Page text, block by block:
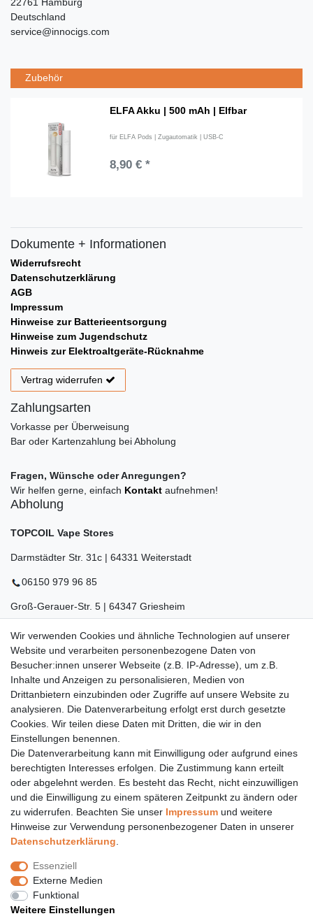
Deutschland
service@innocigs.com
Zubehör
ELFA Akku | 500 mAh | Elfbar
für ELFA Pods | Zugautomatik | USB-C
8,90 € *
Dokumente + Informationen
Widerrufsrecht
Datenschutzerklärung
AGB
Impressum
Hinweise zur Batterieentsorgung
Hinweise zum Jugendschutz
Hinweis zur Elektroaltgeräte-Rücknahme
Vertrag widerrufen
Zahlungsarten
Vorkasse per Überweisung
Bar oder Kartenzahlung bei Abholung
Fragen, Wünsche oder Anregungen?
Wir helfen gerne, einfach Kontakt aufnehmen!
Abholung
TOPCOIL Vape Stores
Darmstädter Str. 31c | 64331 Weiterstadt
06150 979 96 85
Groß-Gerauer-Str. 5 | 64347 Griesheim
06155 834 88 58
Eberstädter Str. 21 | 64319 Pfungstadt
06157 984 88 55
Öffnungszeiten finden Sie hier: www.topcoil.de
E-MAIL **
Newsletter
Honig
Hiermit bestätige ich, dass ich dieDaten­schutz­erklärunggelesen habe.
Meine Einwilligung kann ich jederzeit widerrufen.**
Abonnieren
Versand
Versandinformation
Versandkosten nur 4,90€
- kostenfrei ab 39€ Warenwert
Wir verwenden Cookies und ähnliche Technologien auf unserer
Website und verarbeiten personenbezogene Daten von
Besucher:innen unserer Webseite (z.B. IP-Adresse), um z.B.
Inhalte und Anzeigen zu personalisieren, Medien von
Drittanbietern einzubinden oder Zugriffe auf unsere Website zu
analysieren. Die Datenverarbeitung erfolgt erst durch gesetzte
Cookies. Wir teilen diese Daten mit Dritten, die wir in den
Einstellungen benennen.
Die Datenverarbeitung kann mit Einwilligung oder aufgrund eines
berechtigten Interesses erfolgen. Die Zustimmung kann erteilt
oder abgelehnt werden. Es besteht das Recht, nicht einzuwilligen
und die Einwilligung zu einem späteren Zeitpunkt zu ändern oder
zu widerrufen. Beachten Sie unser Impressum und weitere
Hinweise zur Verwendung personenbezogener Daten in unserer
Daten­schutz­erklärung
Essenziell
Externe Medien
Funktional
Weitere Einstellungen